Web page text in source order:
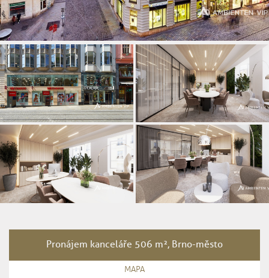
Pronájem kanceláře 506 m², Brno-město
MAPA